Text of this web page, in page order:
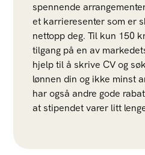
spennende
et karrieresenter som er
nettopp deg. Til kun 150
tilgang på en av
hjelp til å skrive CV og
lønnen din og ikke minst
har også andre gode
at stipendet varer litt